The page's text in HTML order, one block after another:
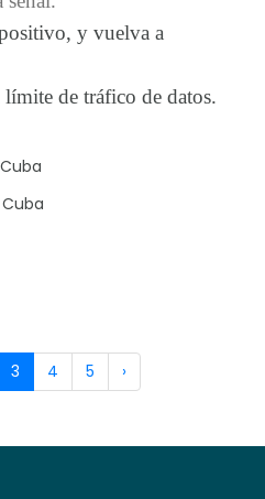
y vuelva a
de tráfico de datos.
3 4 5 ›